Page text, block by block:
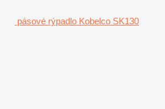
pásové rýpadlo Kobelco SK130